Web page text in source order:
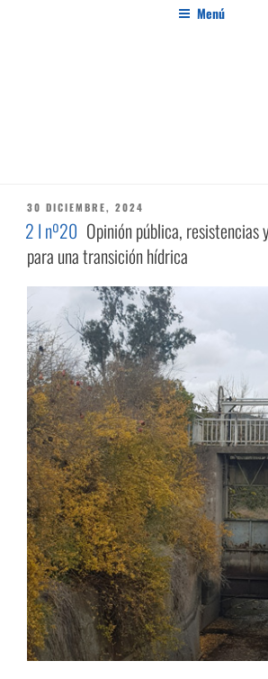
Menú
PUBLICADO
EL
30 DICIEMBRE, 2024
2 I nº20 Opinión pública, resistencias
para una transición hídrica